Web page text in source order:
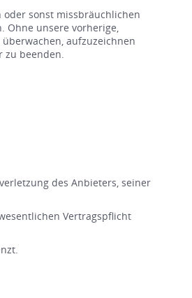
oder sonst missbräuchlichen
Ohne unsere vorherige,
aufzuzeichnen
zu beenden.
des Anbieters, seiner
Vertragspflicht